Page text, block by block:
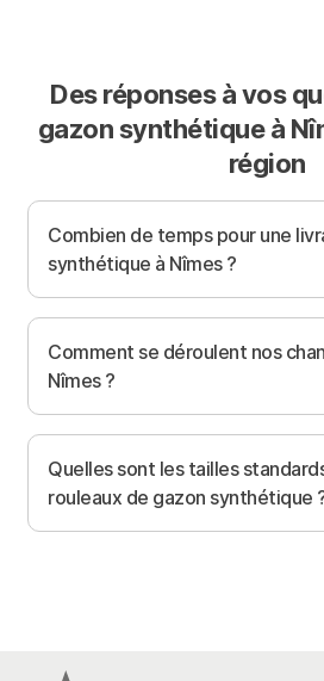
Des réponses à vos
gazon synthétique à
région
Combien de temps pour une
synthétique à Nîmes ?
Comment se déroulent nos
Nîmes ?
Quelles sont les tailles
rouleaux de gazon synthétique